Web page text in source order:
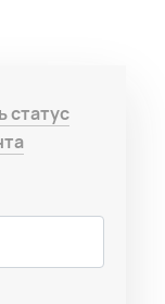
статус